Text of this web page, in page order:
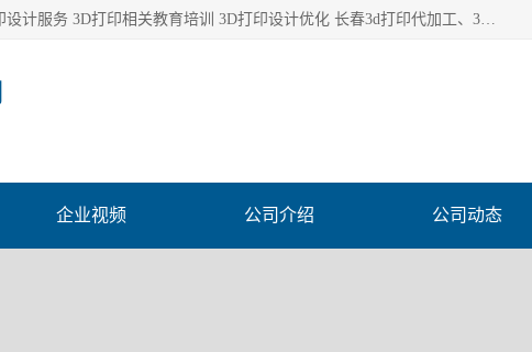
长春市东师青鸟科技有限公司从事3D打印代加工 3D打印设计服务 3D打印相关教育培训 3D打印设计优化 长春3d打印代加工、3D打印代加工及设计服务、3D打印相关教育培训、专利代理及优化、3D打印上下游技术服务，深耕工业设计、机械设计、3D打印多年年，拥有多项技术，辅助数十位客户完成自己的发明及实用新型专利。
企业视频 公司介绍 公司动态